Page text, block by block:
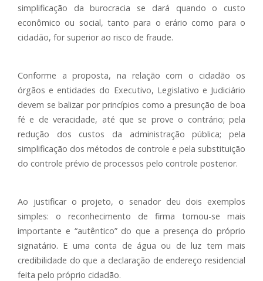
simplificação da burocracia se dará quando o custo
econômico ou social, tanto para o erário como para o
cidadão, for superior ao risco de fraude.
Conforme a proposta, na relação com o cidadão os
órgãos e entidades do Executivo, Legislativo e Judiciário
devem se balizar por princípios como a presunção de boa
fé e de veracidade, até que se prove o contrário; pela
redução dos custos da administração pública; pela
simplificação dos métodos de controle e pela substituição
do controle prévio de processos pelo controle posterior.
Ao justificar o projeto, o senador deu dois exemplos
simples: o reconhecimento de firma tornou-se mais
importante e “autêntico” do que a presença do próprio
signatário. E uma conta de água ou de luz tem mais
credibilidade do que a declaração de endereço residencial
feita pelo próprio cidadão.